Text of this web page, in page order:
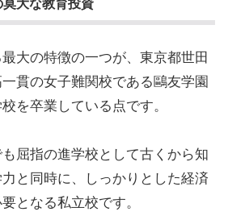
大な教育投資
大の特徴の一つが、東京都世田
貫の女子難関校である鷗友学園
を卒業している点です。
屈指の進学校として古くから知
と同時に、しっかりとした経済
となる私立校です。